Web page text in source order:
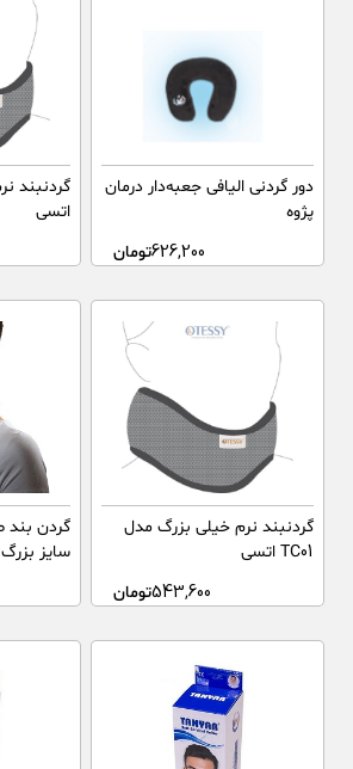
دور گردنی الیافی جعبه‌دار درمان
پژوه
626,200تومان
اتسی
گردنبند نرم خیلی بزرگ مدل
TC01 اتسی
543,600تومان
سایز بزرگ